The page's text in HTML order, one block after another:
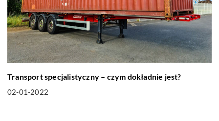
Transport specjalistyczny – czym dokładnie jest?
02-01-2022